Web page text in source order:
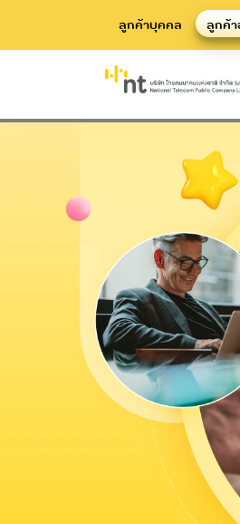
ลูกค้าบุคคล ลูกค้
Hard
บริการท่อร้อยสา
Conduit
บริการเสาโทรคมน
บริการประชุมทา